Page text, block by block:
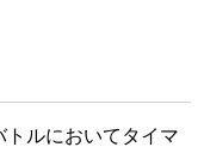
トルにおいてタイマ